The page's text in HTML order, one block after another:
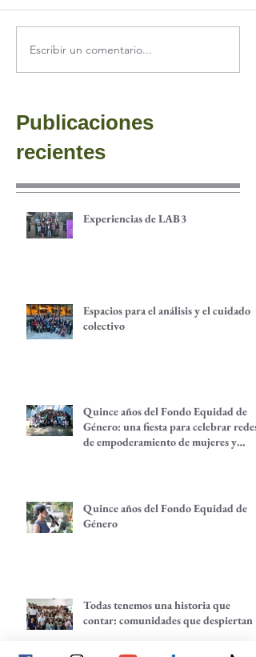
Escribir un comentario...
Publicaciones
recientes
Experiencias de LAB3
Espacios para el análisis y el cuidado
colectivo
Quince años del Fondo Equidad de
Género: una fiesta para celebrar redes
de empoderamiento de mujeres y
Quince años del Fondo Equidad de
Género
Todas tenemos una historia que
contar: comunidades que despiertan